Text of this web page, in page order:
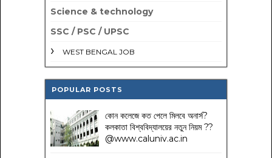
Science & technology
SSC / PSC / UPSC
WEST BENGAL JOB
POPULAR POSTS
কোন কলেজে কত পেলে মিলবে অনার্স?
কলকাতা বিশ্ববিদ্যালয়ের নতুন নিয়ম??
@www.caluniv.ac.in